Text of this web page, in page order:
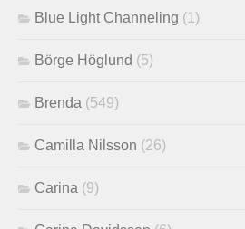
Blue Light Channeling (1)
Börge Höglund (5)
Brenda (549)
Camilla Nilsson (26)
Carina (9)